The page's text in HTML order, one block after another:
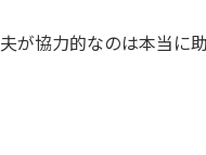
夫が協力的なのは本当に